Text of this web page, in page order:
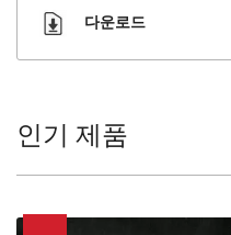
다운로드
인기 제품